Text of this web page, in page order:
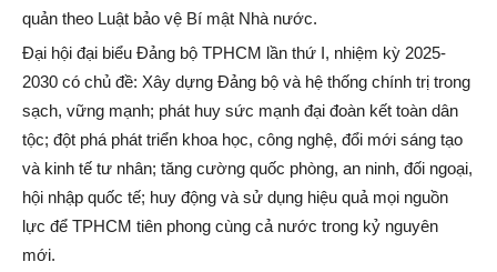
quản theo Luật bảo vệ Bí mật Nhà nước.
Đại hội đại biểu Đảng bộ TPHCM lần thứ I, nhiệm kỳ 2025-
2030 có chủ đề: Xây dựng Đảng bộ và hệ thống chính trị trong
sạch, vững mạnh; phát huy sức mạnh đại đoàn kết toàn dân
tộc; đột phá phát triển khoa học, công nghệ, đổi mới sáng tạo
và kinh tế tư nhân; tăng cường quốc phòng, an ninh, đối ngoại,
hội nhập quốc tế; huy động và sử dụng hiệu quả mọi nguồn
lực để TPHCM tiên phong cùng cả nước trong kỷ nguyên
mới.